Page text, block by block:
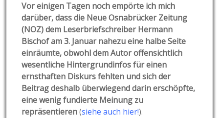
Vor einigen Tagen noch empörte ich mich
darüber, dass die Neue Osnabrücker Zeitung
(NOZ) dem Leserbriefschreiber Hermann
Bischof am 3. Januar nahezu eine halbe Seite
einräumte, obwohl dem Autor offensichtlich
wesentliche Hintergrundinfos für einen
ernsthaften Diskurs fehlten und sich der
Beitrag deshalb überwiegend darin erschöpfte,
eine wenig fundierte Meinung zu
repräsentieren(siehe auch hier!).